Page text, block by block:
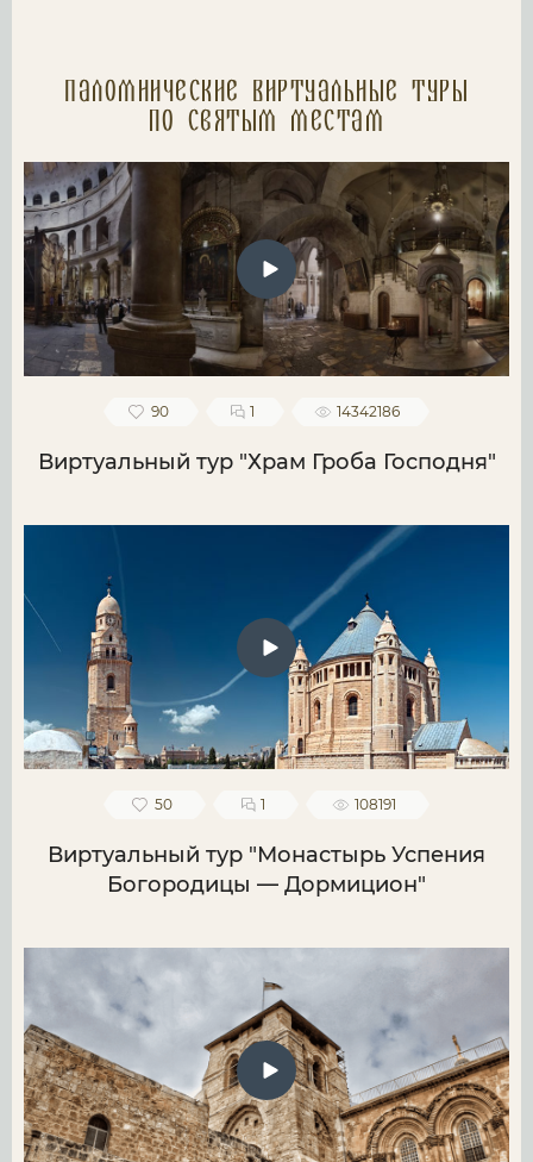
Паломнические Виртуальные туры
по святым местам
90 1 14342186
Виртуальный тур "Храм Гроба Господня"
50 1 108191
Виртуальный тур "Монастырь Успения
Богородицы — Дормицион"